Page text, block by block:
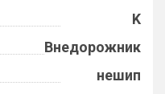
K
Внедорожник
нешип